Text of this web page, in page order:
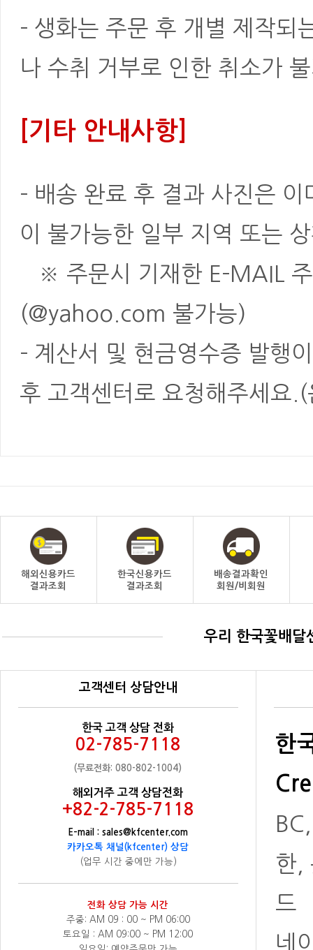
- 생화는 주문 후 개별 제작되
나 수취 거부로 인한 취소가
[기타 안내사항]
- 배송 완료 후 결과 사진은
이 불가능한 일부 지역 또는
※ 주문시 기재한 E-MAIL 주
(@yahoo.com 불가능)
- 계산서 및 현금영수증 발행
후 고객센터로 요청해주세요
해외신용카드
결과조회
한국신용카드
결과조회
배송결과확인
회원/비회원
우리 한국꽃배달
고객센터 상담안내
한국 고객 상담 전화
02-785-7118
(무료전화: 080-802-1004)
해외거주 고객 상담전화
+82-2-785-7118
E-mail : sales@kfcenter.com
카카오톡 채널(kfcenter) 상담
(업무 시간 중에만 가능)
전화 상담 가능 시간
주중: AM 09 : 00 ~ PM 06:00
토요일 : AM 09:00 ~ PM 12:00
한
한,
드
네